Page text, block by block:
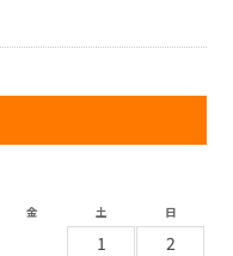
金 土 日
1
2